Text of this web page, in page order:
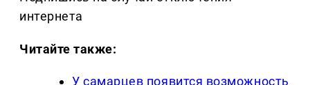
интернета
Читайте также:
У самарцев появится возможность